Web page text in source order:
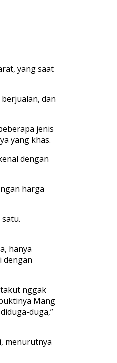
yang saat
dan
jenis
yang khas.
dengan
harga
hanya
dengan
nggak
Mang
duga,”
menurutnya